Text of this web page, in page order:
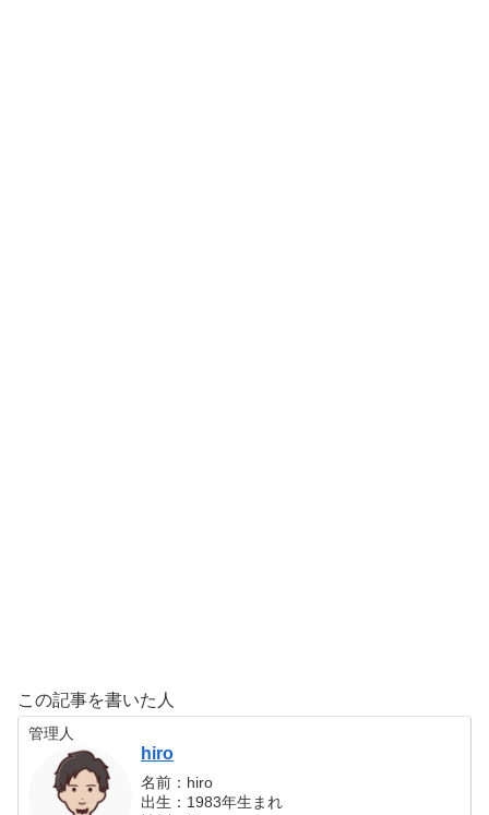
この記事を書いた人
管理人
hiro
名前：hiro
出生：1983年生まれ